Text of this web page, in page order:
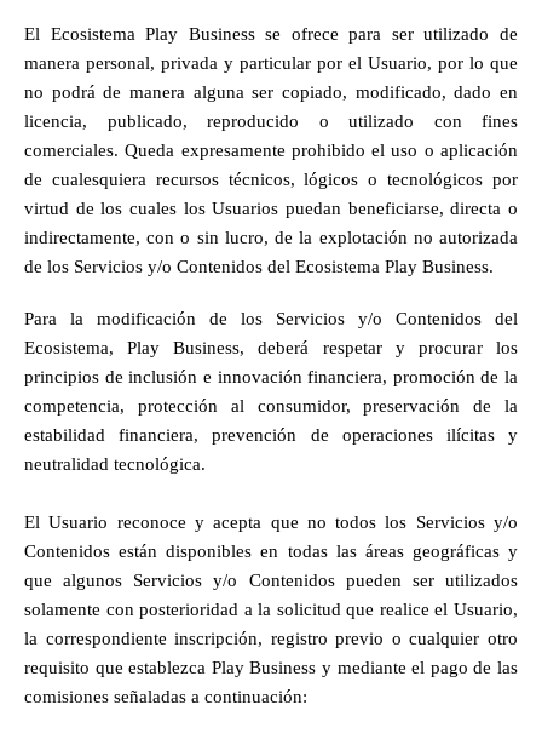
El Ecosistema Play Business se ofrece para ser utilizado de
manera personal, privada y particular por el Usuario, por lo que
no podrá de manera alguna ser copiado, modificado, dado en
licencia, publicado, reproducido o utilizado con fines
comerciales. Queda expresamente prohibido el uso o aplicación
de cualesquiera recursos técnicos, lógicos o tecnológicos por
virtud de los cuales los Usuarios puedan beneficiarse, directa o
indirectamente, con o sin lucro, de la explotación no autorizada
de los Servicios y/o Contenidos del Ecosistema Play Business.
Para la modificación de los Servicios y/o Contenidos del
Ecosistema, Play Business, deberá respetar y procurar los
principios de inclusión e innovación financiera, promoción de la
competencia, protección al consumidor, preservación de la
estabilidad financiera, prevención de operaciones ilícitas y
neutralidad tecnológica.
El Usuario reconoce y acepta que no todos los Servicios y/o
Contenidos están disponibles en todas las áreas geográficas y
que algunos Servicios y/o Contenidos pueden ser utilizados
solamente con posterioridad a la solicitud que realice el Usuario,
la correspondiente inscripción, registro previo o cualquier otro
requisito que establezca Play Business y mediante el pago de las
comisiones señaladas a continuación: